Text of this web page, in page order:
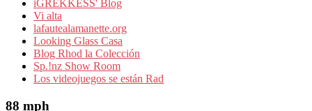
iGREKKESS' Blog
Vi alta
lafautealamanette.org
Looking Glass Casa
Blog Rhod la Colección
Sp.!nz Show Room
Los videojuegos se están Rad
88 mph